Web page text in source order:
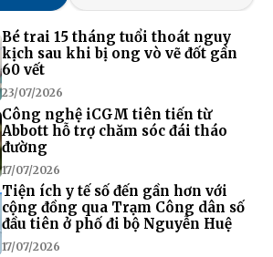
Bé trai 15 tháng tuổi thoát nguy
kịch sau khi bị ong vò vẽ đốt gần
60 vết
23/07/2026
Công nghệ iCGM tiên tiến từ
Abbott hỗ trợ chăm sóc đái tháo
đường
17/07/2026
Tiện ích y tế số đến gần hơn với
cộng đồng qua Trạm Công dân số
đầu tiên ở phố đi bộ Nguyễn Huệ
17/07/2026